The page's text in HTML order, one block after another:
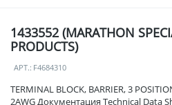
1433552 (MARATHON
PRODUCTS)
АРТ.: F4684310
TERMINAL BLOCK, BARRIER, 3
2AWG Документация Technical Data